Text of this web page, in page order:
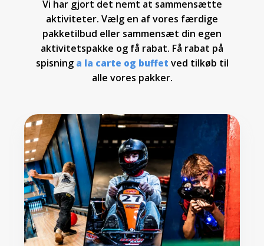
Vi har gjort det nemt at sammensætte
aktiviteter. Vælg en af vores færdige
pakketilbud eller sammensæt din egen
aktivitetspakke og få rabat. Få rabat på
spisning a la carte og buffet ved tilkøb til
alle vores pakker.